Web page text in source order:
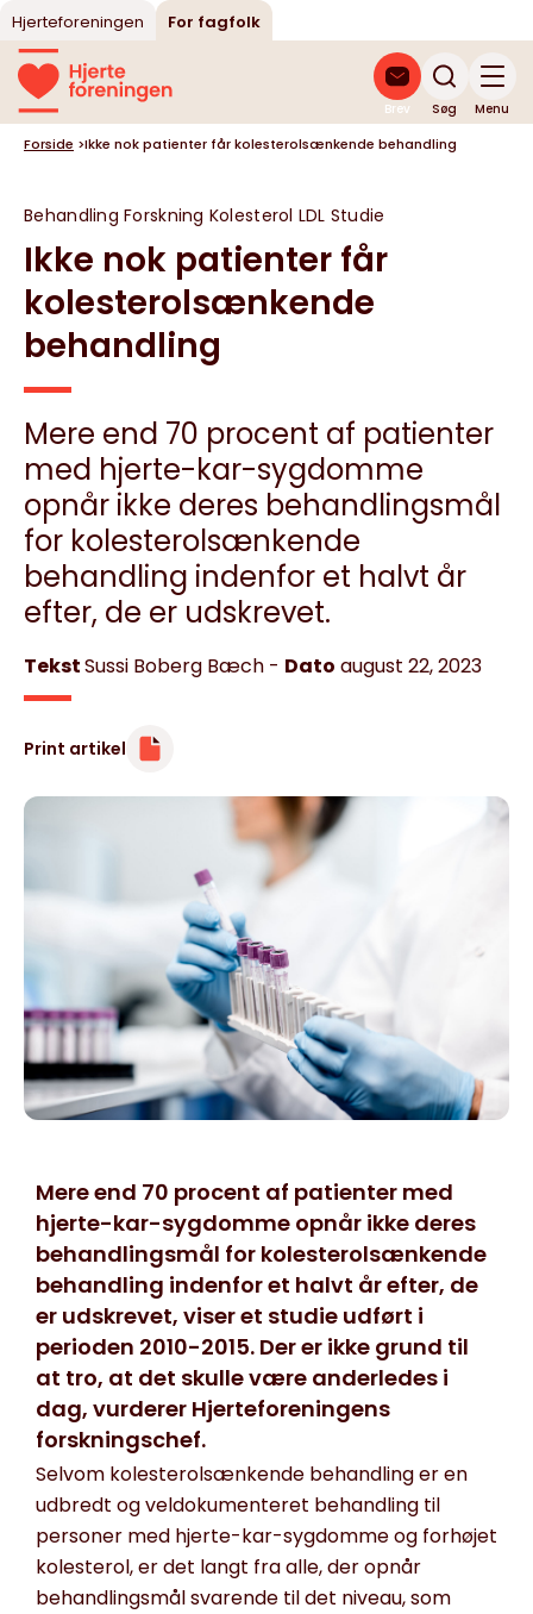
Hjerteforeningen For fagfolk
Søg
Brev Menu
Forside >Ikke nok patienter får kolesterolsænkende behandling
Behandling Forskning Kolesterol LDL Studie
Ikke nok patienter får
kolesterolsænkende
behandling
Mere end 70 procent af patienter
med hjerte-kar-sygdomme
opnår ikke deres behandlingsmål
for kolesterolsænkende
behandling indenfor et halvt år
efter, de er udskrevet.
TekstSussi Boberg Bæch - Dato august 22, 2023
Print artikel
Mere end 70 procent af patienter med
hjerte-kar-sygdomme opnår ikke deres
behandlingsmål for kolesterolsænkende
behandling indenfor et halvt år efter, de
er udskrevet, viser et studie udført i
perioden 2010-2015. Der er ikke grund til
at tro, at det skulle være anderledes i
dag, vurderer Hjerteforeningens
forskningschef.
Selvom kolesterolsænkende behandling er en
udbredt og veldokumenteret behandling til
personer med hjerte-kar-sygdomme og forhøjet
kolesterol, er det langt fra alle, der opnår
behandlingsmål svarende til det niveau, som